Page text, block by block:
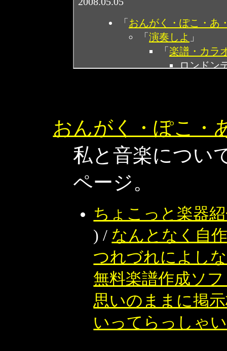
おんがく・ぽこ・
私と音楽につい
ページ。
ちょこっと楽器
) / なんとなく自
つれづれによし
無料楽譜作成ソフ
思いのままに掲
いってらっしゃ